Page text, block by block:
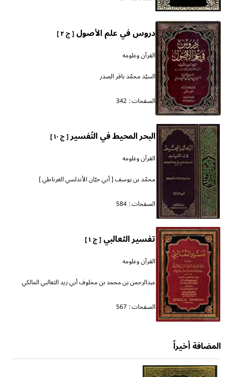
دروس في علم الأصول[ ج ٢ ]
القرآن وعلومه
السيّد محمّد باقر الصدر
الصفحات : 342
البحر المحيط في التّفسير[ ج ١٠ ]
القرآن وعلومه
محمّد بن يوسف [ أبي حيّان الأندلسي الغرناطي ]
الصفحات : 584
تفسير الثعالبي[ ج ١ ]
القرآن وعلومه
عبدالرحمن بن محمد بن مخلوف أبي زيد الثعالبي المالكي
الصفحات : 567
المضافة أخيراً